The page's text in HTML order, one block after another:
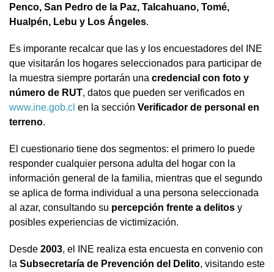
Penco, San Pedro de la Paz, Talcahuano, Tomé,
Hualpén, Lebu y Los Ángeles.
Es imporante recalcar que las y los encuestadores del INE
que visitarán los hogares seleccionados para participar de
la muestra siempre portarán una credencial con foto y
número de RUT, datos que pueden ser verificados en
www.ine.gob.cl en la sección Verificador de personal en
terreno.
El cuestionario tiene dos segmentos: el primero lo puede
responder cualquier persona adulta del hogar con la
información general de la familia, mientras que el segundo
se aplica de forma individual a una persona seleccionada
al azar, consultando su percepción frente a delitos y
posibles experiencias de victimización.
Desde 2003, el INE realiza esta encuesta en convenio con
la Subsecretaría de Prevención del Delito, visitando este